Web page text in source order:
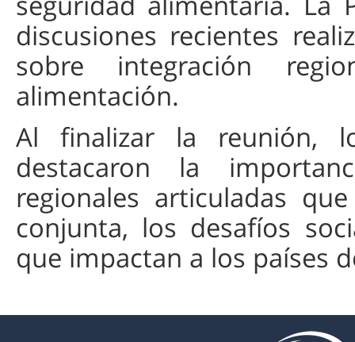
discusiones recientes
sobre integración
alimentación.
Al finalizar la reunión,
destacaron la
regionales articuladas
conjunta, los desafíos
que impactan a los países